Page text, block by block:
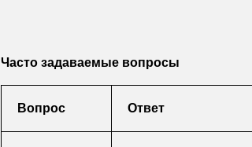
Часто задаваемые вопросы
Вопрос Ответ